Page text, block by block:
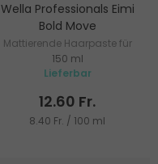
Wella Professionals Eimi
Bold Move
Mattierende Haarpaste für
mittelstarke Fixierung
150 ml
Lieferbar
12.60 Fr.
8.40 Fr. / 100 ml